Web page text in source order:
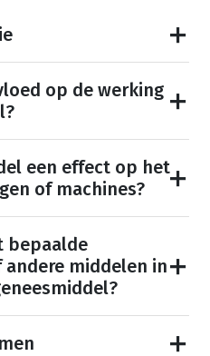
op de werking
een effect op het
of machines?
bepaalde
middelen in